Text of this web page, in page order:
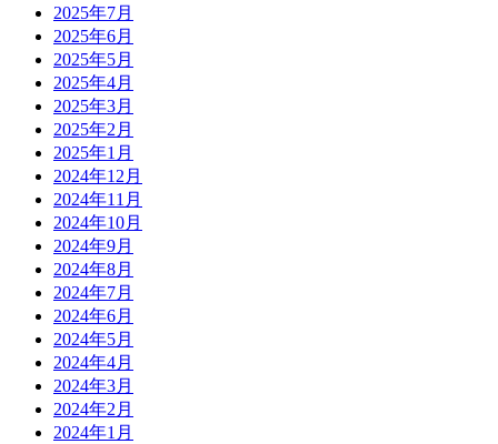
2025年7月
2025年6月
2025年5月
2025年4月
2025年3月
2025年2月
2025年1月
2024年12月
2024年11月
2024年10月
2024年9月
2024年8月
2024年7月
2024年6月
2024年5月
2024年4月
2024年3月
2024年2月
2024年1月